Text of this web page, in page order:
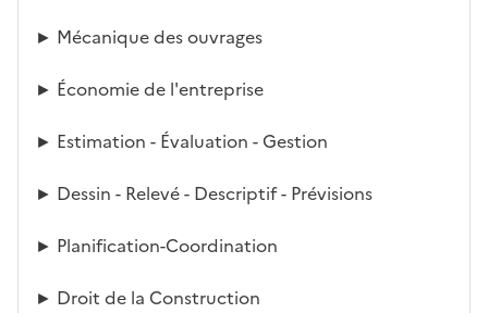
► Mécanique des ouvrages
► Économie de l'entreprise
► Estimation - Évaluation - Gestion
► Dessin - Relevé - Descriptif - Prévisions
► Planification-Coordination
► Droit de la Construction